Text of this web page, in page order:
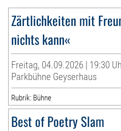
Zärtlichkeiten mit
nichts kann«
Freitag, 04.09.2026 | 19:30
Parkbühne Geyserhaus
Rubrik: Bühne
Best of Poetry Slam